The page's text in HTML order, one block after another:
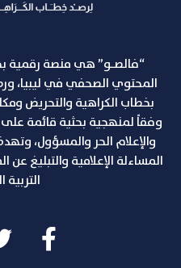
“فالصـو” هي منصة رقمية
المحتوي الصحفي في ليبيا،
بخطاب الكراهية والتحريض
وفقاً لمنهجية بحثية قائمة على
والإعلام الحر والمسؤول،
المساءلة الإعلامية والتبليغ
التربية